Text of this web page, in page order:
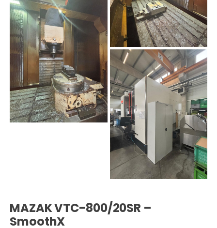
MAZAK VTC-800/20SR –
SmoothX